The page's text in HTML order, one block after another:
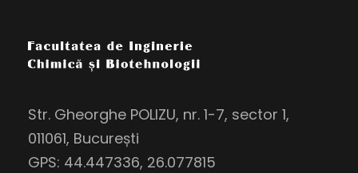
Str. Gheorghe POLIZU, nr. 1-7, sector 1,
011061, București
GPS: 44.447336, 26.077815